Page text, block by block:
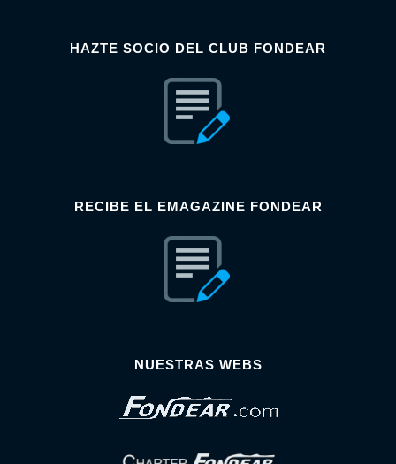
HAZTE SOCIO DEL CLUB FONDEAR
RECIBE EL EMAGAZINE FONDEAR
NUESTRAS WEBS